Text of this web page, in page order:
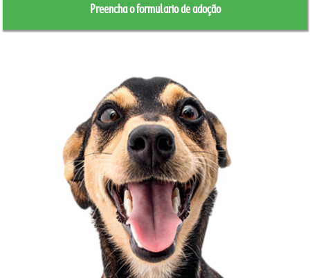
Preencha o formulario de adoção